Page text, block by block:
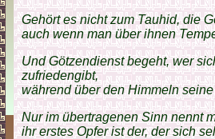
Gehört es nicht zum Tauhid, die
auch wenn man über ihnen
Und Götzendienst begeht, wer
zufriedengibt,
während über den Himmeln
Nur im übertragenen Sinn nennt
ihr erstes Opfer ist der, der sich